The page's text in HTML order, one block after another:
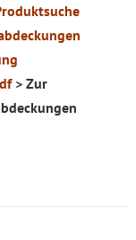
> Zur